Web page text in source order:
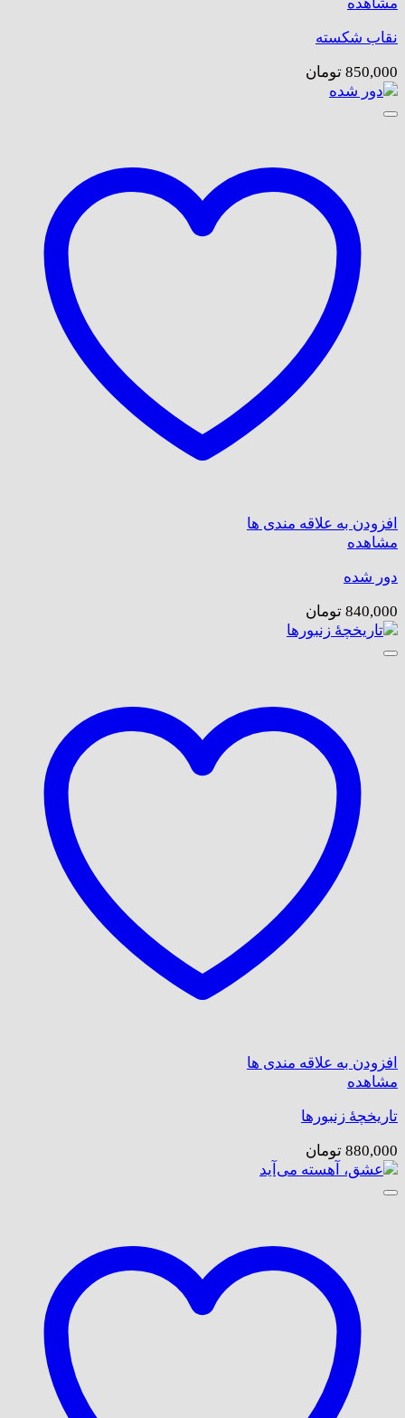
نقاب شکسته
850,000 تومان
افزودن به علاقه مندی ها
مشاهده
دور شده
840,000 تومان
افزودن به علاقه مندی ها
مشاهده
تاریخچهٔ زنبورها
880,000 تومان